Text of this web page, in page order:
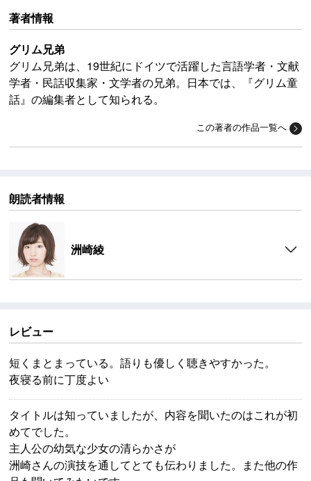
著者情報
グリム兄弟
グリム兄弟は、19世紀にドイツで活躍した言語学者・文献
学者・民話収集家・文学者の兄弟。日本では、『グリム童
話』の編集者として知られる。
この著者の作品一覧へ
朗読者情報
洲崎綾
レビュー
短くまとまっている。語りも優しく聴きやすかった。
夜寝る前に丁度よい
タイトルは知っていましたが、内容を聞いたのはこれが初
めてでした。
主人公の幼気な少女の清らかさが
洲崎さんの演技を通してとても伝わりました。また他の作